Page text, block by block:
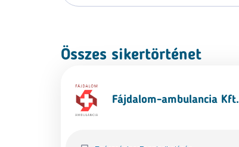
Összes sikertörténet
Fájdalom-ambulancia Kft.